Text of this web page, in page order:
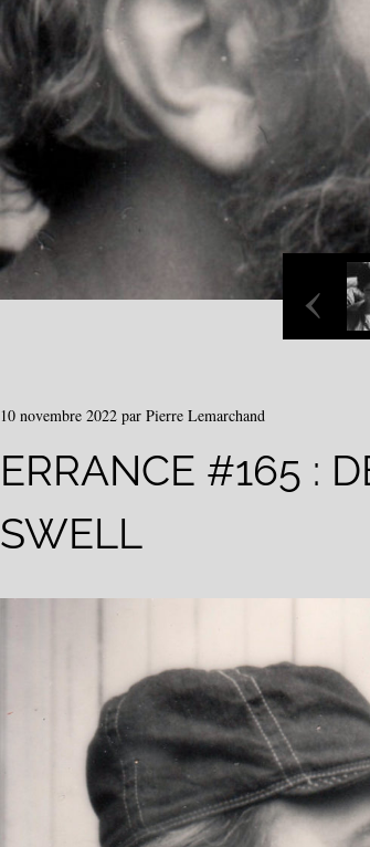
‹
10 novembre 2022 par Pierre Lemarchand
ERRANCE #165 :
SWELL